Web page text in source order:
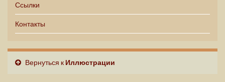
Ссылки
Контакты
Вернуться к Иллюстрации